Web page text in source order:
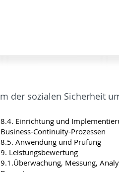
der sozialen Sicherheit
8.4. Einrichtung und
Business-Continuity-Prozessen
8.5. Anwendung und Prüfung
9. Leistungsbewertung
9.1.Überwachung, Messung,